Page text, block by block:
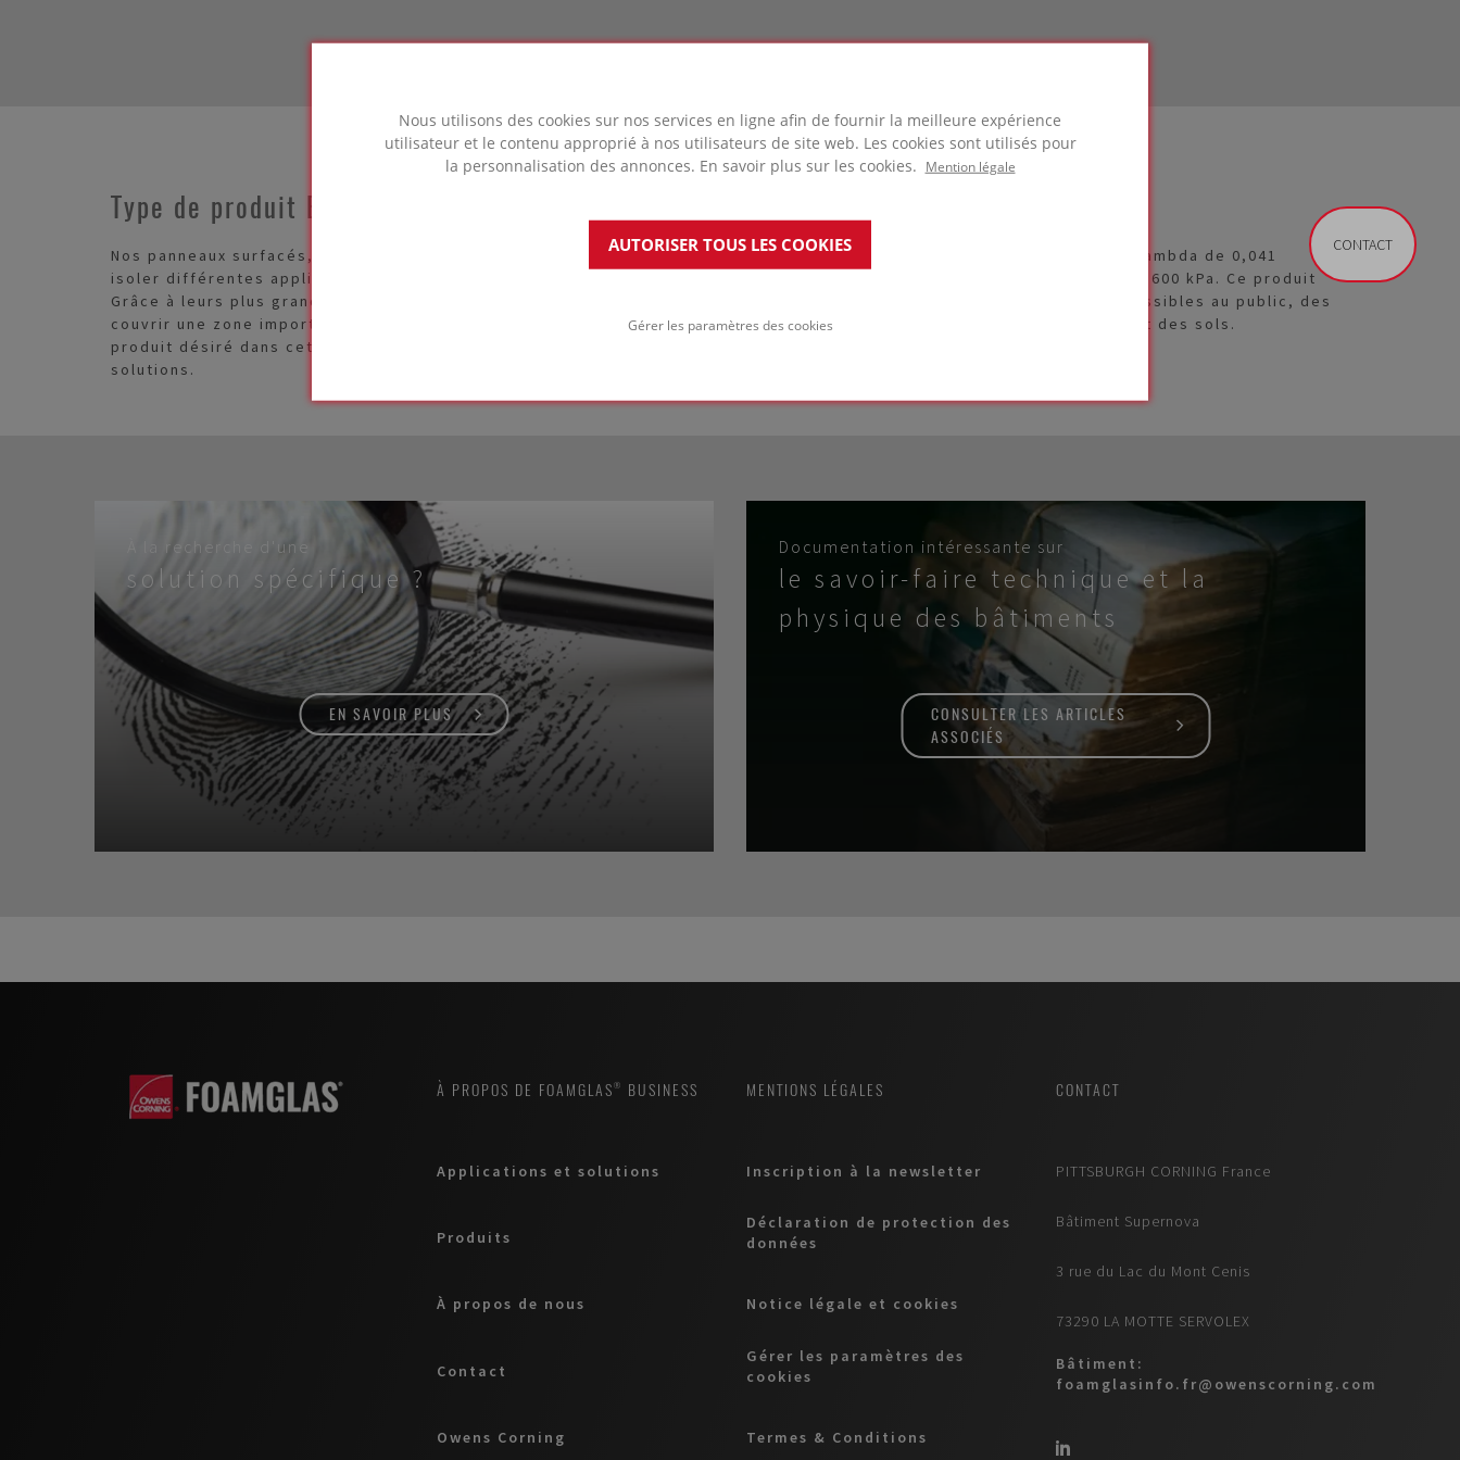
Nous utilisons des cookies sur nos services en ligne afin de fournir la meilleure expérience
utilisateur et le contenu approprié à nos utilisateurs de site web. Les cookies sont utilisés pour
la personnalisation des annonces. En savoir plus sur les cookies.
Mention légale
AUTORISER TOUS LES COOKIES
Gérer les paramètres des cookies
Type de produit Boards
Nos panneaux surfacés, mesurant 120 x 60 cm, sont conçus pour
isoler différentes applications de votre projet de construction.
Grâce à leurs plus grandes dimensions, vous pouvez rapidement
couvrir une zone importante. Sélectionnez votre application et le
produit désiré dans cette vue d'ensemble pour en savoir plus sur nos
solutions.
L’isolant FOAMGLAS® T4+ présente une valeur lambda de 0,041
W/(m·K) et une résistance à la compression de 600 kPa. Ce produit
convient à l’isolation des toitures plates accessibles au public, des
toitures en pente métalliques à joint debout et des sols.
À la recherche d'une
solution spécifique ?
EN SAVOIR PLUS
Documentation intéressante sur
le savoir-faire technique et la
physique des bâtiments
CONSULTER LES ARTICLES
ASSOCIÉS
CONTACT
À PROPOS DE FOAMGLAS® BUSINESS
Applications et solutions
Produits
À propos de nous
Contact
Owens Corning
MENTIONS LÉGALES
Inscription à la newsletter
Déclaration de protection des
données
Notice légale et cookies
Gérer les paramètres des
cookies
Termes & Conditions
CONTACT
PITTSBURGH CORNING France
Bâtiment Supernova
3 rue du Lac du Mont Cenis
73290 LA MOTTE SERVOLEX
Bâtiment:
foamglasinfo.fr@owenscorning.com